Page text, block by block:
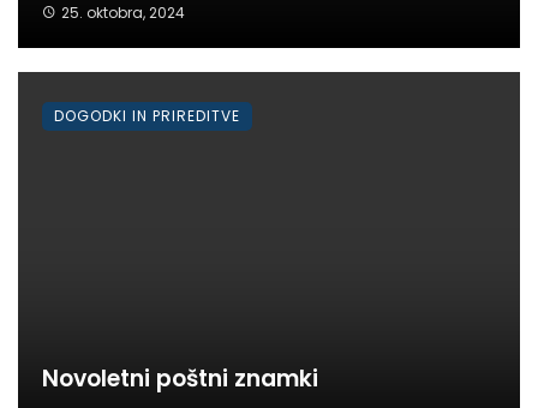
25. oktobra, 2024
Novoletni poštni znamki
DOGODKI IN PRIREDITVE